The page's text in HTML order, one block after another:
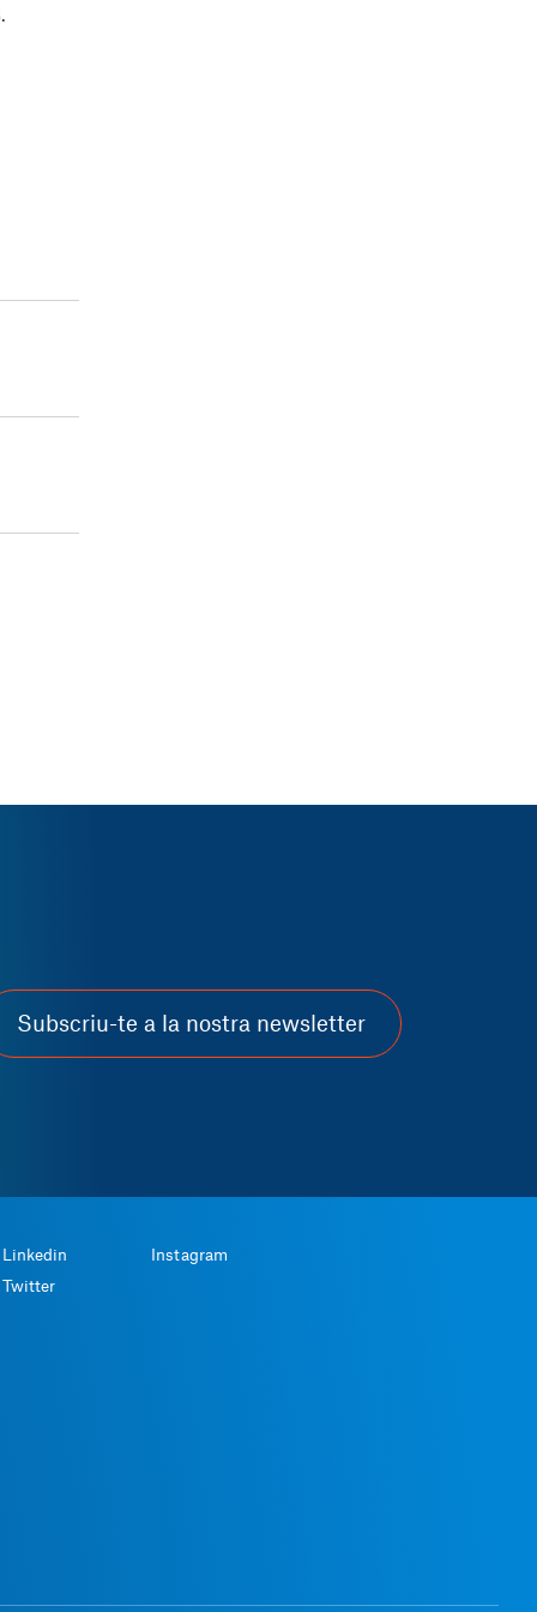
.
Linkedin
Twitter
Instagram
Subscriu-te a la nostra newsletter